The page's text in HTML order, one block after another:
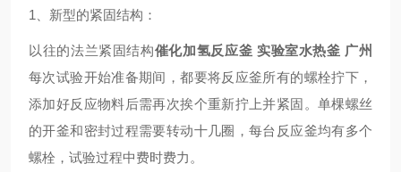
1、新型的紧固结构：
以往的法兰紧固结构催化加氢反应釜 实验室水热釜 广州
每次试验开始准备期间，都要将反应釜所有的螺栓拧下，
添加好反应物料后需再次挨个重新拧上并紧固。单棵螺丝
的开釜和密封过程需要转动十几圈，每台反应釜均有多个
螺栓，试验过程中费时费力。